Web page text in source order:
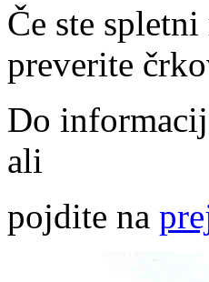
Če ste
preverite
Do
ali
pojdite na